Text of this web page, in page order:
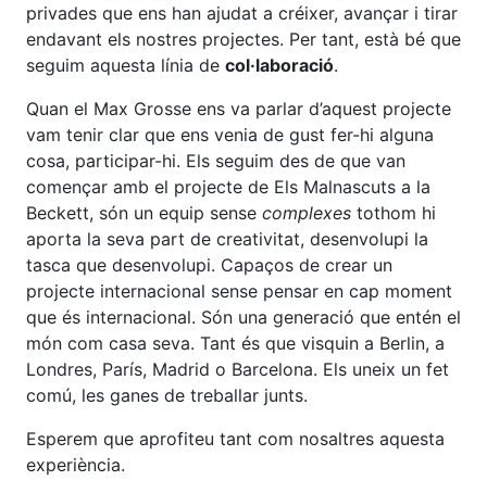
privades que ens han ajudat a créixer, avançar i tirar
endavant els nostres projectes. Per tant, està bé que
seguim aquesta línia de col·laboració.
Quan el Max Grosse ens va parlar d’aquest projecte
vam tenir clar que ens venia de gust fer-hi alguna
cosa, participar-hi. Els seguim des de que van
començar amb el projecte de Els Malnascuts a la
Beckett, són un equip sense complexes tothom hi
aporta la seva part de creativitat, desenvolupi la
tasca que desenvolupi. Capaços de crear un
projecte internacional sense pensar en cap moment
que és internacional. Són una generació que entén el
món com casa seva. Tant és que visquin a Berlin, a
Londres, París, Madrid o Barcelona. Els uneix un fet
comú, les ganes de treballar junts.
Esperem que aprofiteu tant com nosaltres aquesta
experiència.